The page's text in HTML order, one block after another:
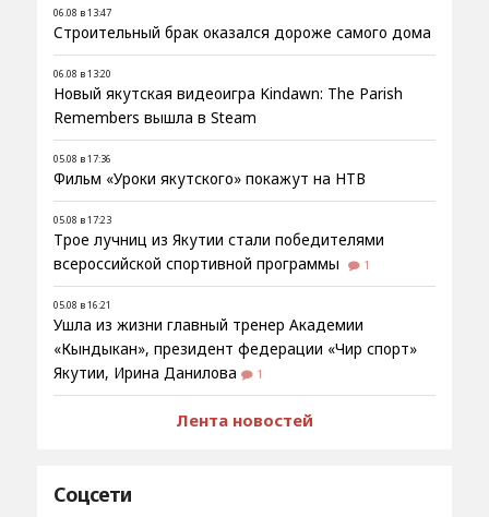
06.08 в 13:47
Строительный брак оказался дороже самого дома
06.08 в 13:20
Новый якутская видеоигра Kindawn: The Parish
Remembers вышла в Steam
05.08 в 17:36
Фильм «Уроки якутского» покажут на НТВ
05.08 в 17:23
Трое лучниц из Якутии стали победителями
всероссийской спортивной программы
1
05.08 в 16:21
Ушла из жизни главный тренер Академии
«Кындыкан», президент федерации «Чир спорт»
Якутии, Ирина Данилова
1
Лента новостей
Соцсети